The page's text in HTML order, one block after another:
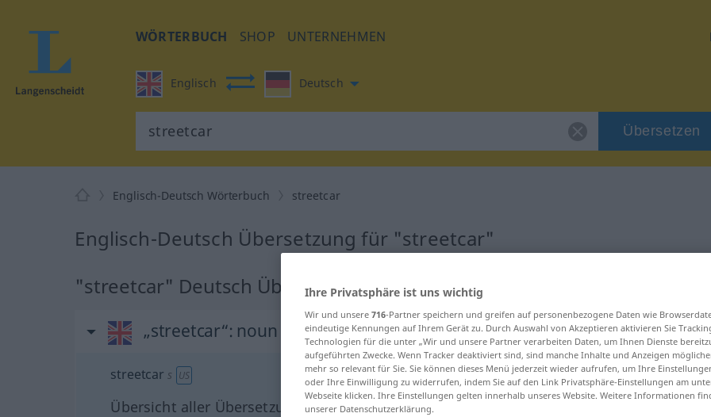
WÖRTERBUCH SHOP UNTERNEHMEN
Englisch Deutsch
Übersetzen
Englisch-Deutsch Wörterbuch streetcar
Englisch-Deutsch Übersetzung für "streetcar"
"streetcar" Deutsch Übersetzung
„streetcar“: noun
streetcar s US
Übersicht aller Übersetzungen
Ihre Privatsphäre ist uns wichtig
Wir und unsere 716-Partner speichern und greifen auf personenbezogene Daten wie
eindeutige Kennungen auf Ihrem Gerät zu. Durch Auswahl von Akzeptieren aktivieren Sie
Technologien für die unter „Wir und unsere Partner verarbeiten Daten, um Ihnen Dienste
aufgeführten Zwecke. Wenn Tracker deaktiviert sind, sind manche Inhalte und Anzeigen
mehr so relevant für Sie. Sie können dieses Menü jederzeit wieder aufrufen, um Ihre
oder Ihre Einwilligung zu widerrufen, indem Sie auf den Link Privatsphäre-Einstellungen am
Webseite klicken. Ihre Einstellungen gelten innerhalb unseres Website. Weitere Informationen
unserer Datenschutzerklärung.